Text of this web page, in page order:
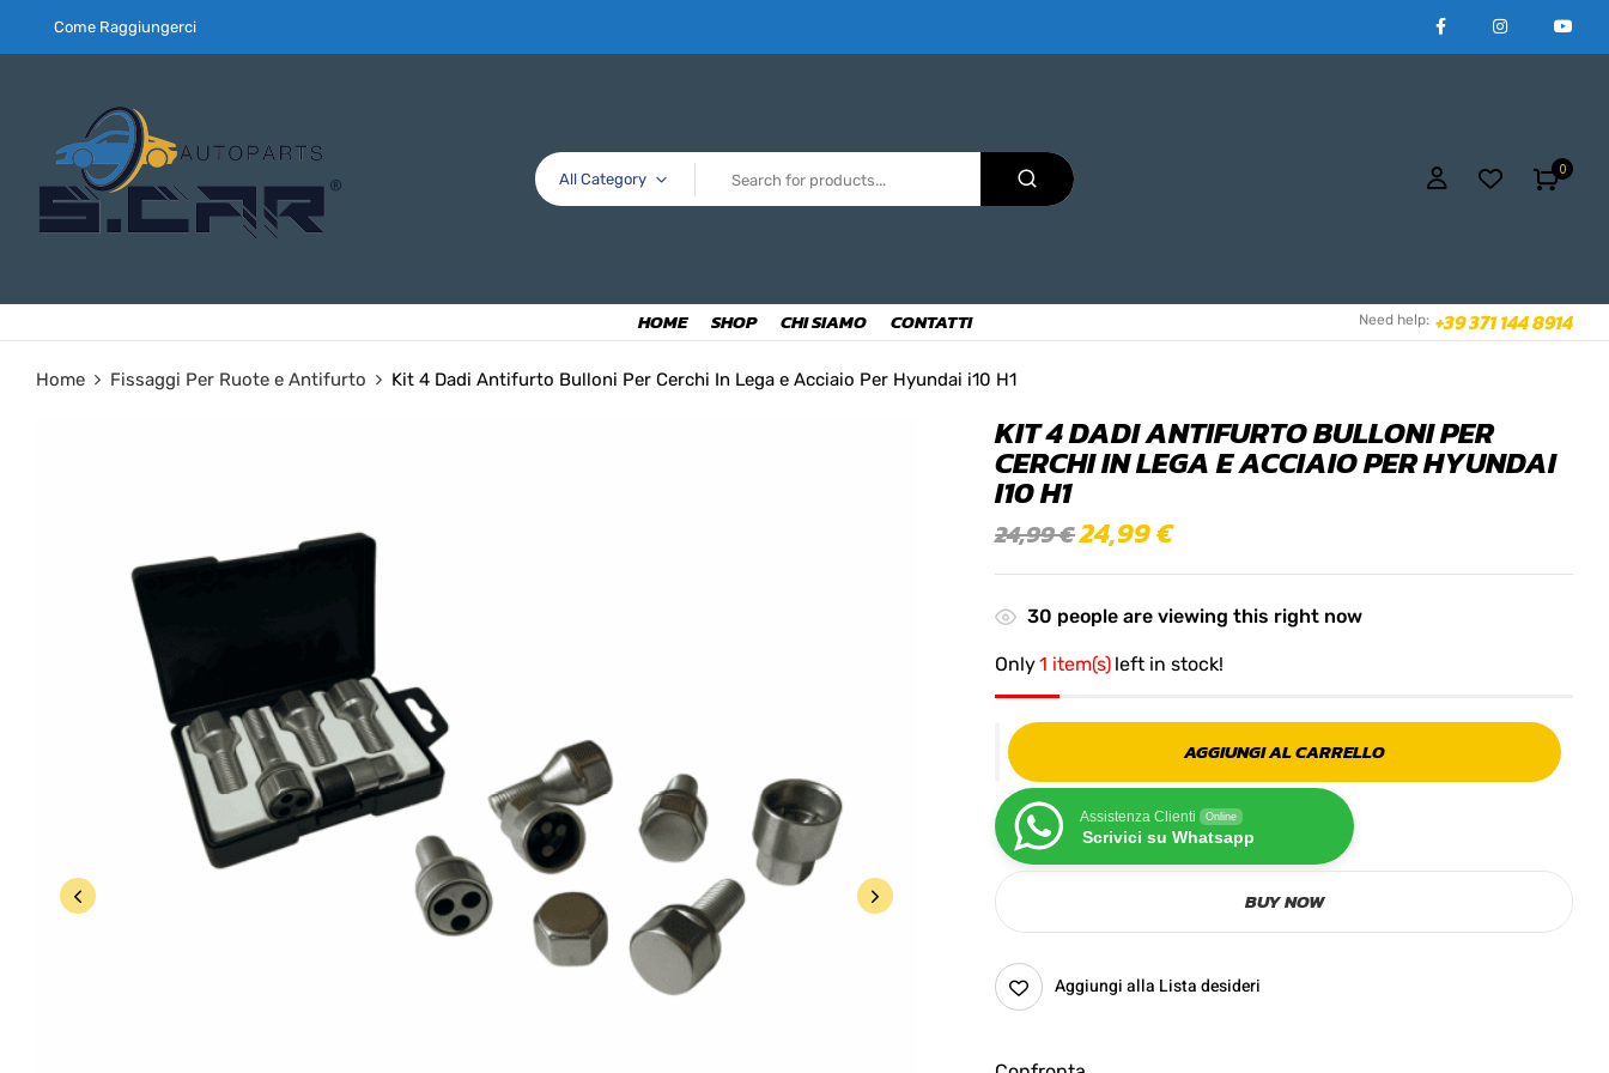
Come Raggiungerci
All Category
0
HOME SHOP CHI SIAMO CONTATTI Need help: +39 371 144 8914
Home Fissaggi Per Ruote e Antifurto Kit 4 Dadi Antifurto Bulloni Per Cerchi In Lega e Acciaio Per Hyundai i10 H1
KIT 4 DADI ANTIFURTO BULLONI PER
CERCHI IN LEGA E ACCIAIO PER HYUNDAI
I10 H1
24,99€24,99€
30 people are viewing this right now
Only1 item(s) left in stock!
AGGIUNGI AL CARRELLO
Assistenza Clienti Online
Scrivici su Whatsapp
BUY NOW
Aggiungi alla Lista desideri